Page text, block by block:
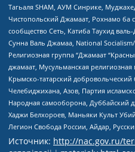
Тагьаля SHAM, АУМ Синрике,
Чистопольский Джамаат, Рохнамо ба
сообщество Сеть, Катиба Таухид
Сунна Валь Джамаа, National
Религиозная группа “Джамаат
джамаат, Мусульманская
Крымско-татарский
Челебиджихана, Азов, Партия
Народная самооборона, Дуббайский
Хаджи Белхороев, Маньяки Культ
Легион Свобода России, Айдар,
Источник: http://nac.gov.ru/